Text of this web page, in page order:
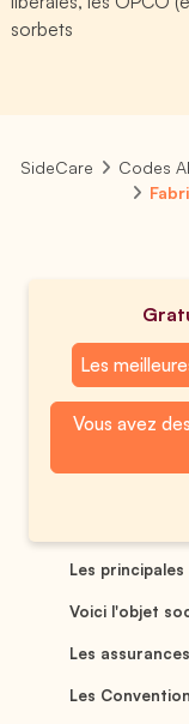
sorbets
SideCare
Codes
Les
Vous avez
Les
Voici l'objet
Les
Les